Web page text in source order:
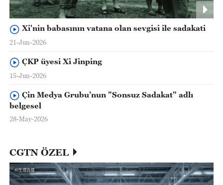
Xi'nin babasının vatana olan sevgisi ile sadakati
21-Jun-2026
ÇKP üyesi Xi Jinping
15-Jun-2026
Çin Medya Grubu’nun "Sonsuz Sadakat" adlı
belgesel
28-May-2026
CGTN ÖZEL